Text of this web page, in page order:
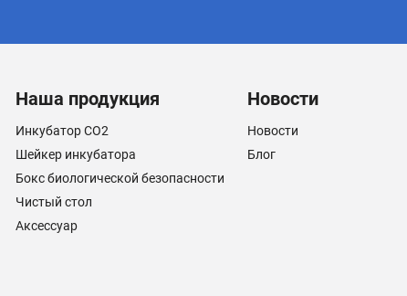
Наша продукция
Инкубатор CO2
Шейкер инкубатора
Бокс биологической безопасности
Чистый стол
Аксессуар
Новости
Новости
Блог